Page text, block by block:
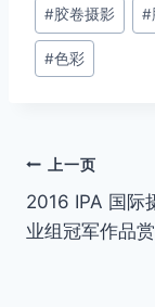
标
签：
#胶卷摄影 #
#色彩
文
章
上一页
2016 IPA 国际
业组冠军作品赏